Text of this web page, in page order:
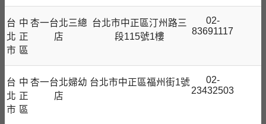
台
北
市
中
正
區
杏一台北三總
店
台北市中正區汀州路三
段115號1樓
02-
83691117
台
北
市
中
正
區
杏一台北婦幼
店
台北市中正區福州街1號
02-
23432503